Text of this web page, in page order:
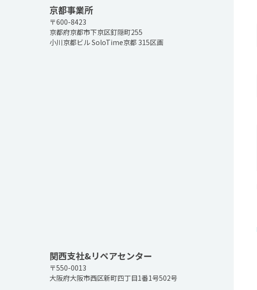
京都事業所
〒600-8423
京都府京都市下京区釘隠町255
小川京都ビル SoloTime京都 315区画
関西支社&リペアセンター
〒550-0013
大阪府大阪市西区新町四丁目1番1号502号